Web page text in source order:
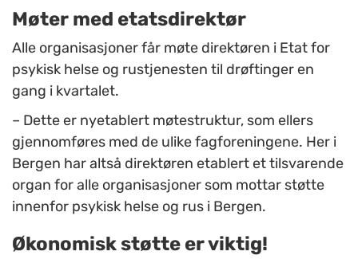
Møter med etatsdirektør
Alle organisasjoner får møte direktøren i Etat for
psykisk helse og rustjenesten til drøftinger en
gang i kvartalet.
– Dette er nyetablert møtestruktur, som ellers
gjennomføres med de ulike fagforeningene. Her i
Bergen har altså direktøren etablert et tilsvarende
organ for alle organisasjoner som mottar støtte
innenfor psykisk helse og rus i Bergen.
Økonomisk støtte er viktig!